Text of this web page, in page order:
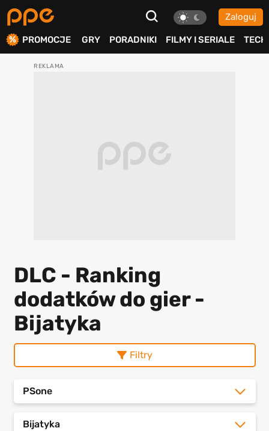
Zaloguj
PROMOCJE GRY PORADNIKI FILMY I SERIALE TECH
DLC - Ranking
dodatków do gier -
Bijatyka
Filtry
PSone
Bijatyka